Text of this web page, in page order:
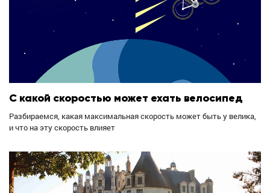
С какой скоростью может ехать велосипед
Разбираемся, какая максимальная скорость может быть у велика,
и что на эту скорость влияет